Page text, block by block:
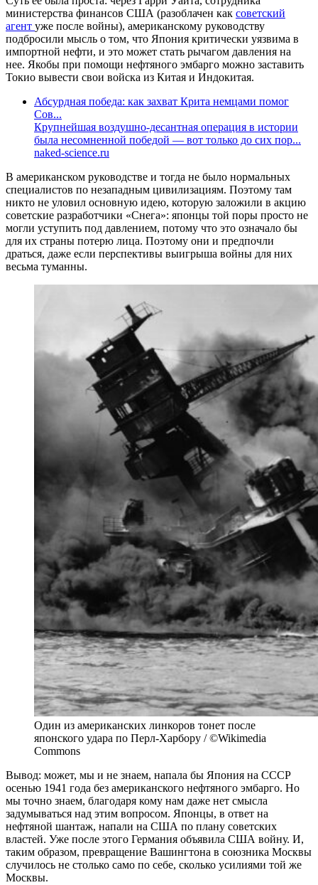
министерства финансов США (разоблачен как советский
агент уже после войны), американскому руководству
подбросили мысль о том, что Япония критически уязвима в
импортной нефти, и это может стать рычагом давления на
нее. Якобы при помощи нефтяного эмбарго можно заставить
Токио вывести свои войска из Китая и Индокитая.
Абсурдная победа: как захват Крита немцами помог
Сов...
Крупнейшая воздушно-десантная операция в истории
была несомненной победой — вот только до сих пор...
naked-science.ru
В американском руководстве и тогда не было нормальных
специалистов по незападным цивилизациям. Поэтому там
никто не уловил основную идею, которую заложили в акцию
советские разработчики «Снега»: японцы той поры просто не
могли уступить под давлением, потому что это означало бы
для их страны потерю лица. Поэтому они и предпочли
драться, даже если перспективы выигрыша войны для них
весьма туманны.
Один из американских линкоров тонет после
японского удара по Перл-Харбору / ©Wikimedia
Commons
Вывод: может, мы и не знаем, напала бы Япония на СССР
осенью 1941 года без американского нефтяного эмбарго. Но
мы точно знаем, благодаря кому нам даже нет смысла
задумываться над этим вопросом. Японцы, в ответ на
нефтяной шантаж, напали на США по плану советских
властей. Уже после этого Германия объявила США войну. И,
таким образом, превращение Вашингтона в союзника Москвы
случилось не столько само по себе, сколько усилиями той же
Москвы.